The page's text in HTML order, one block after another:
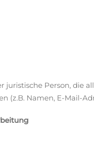
juristische Person,
(z.B. Namen, E-Mail-